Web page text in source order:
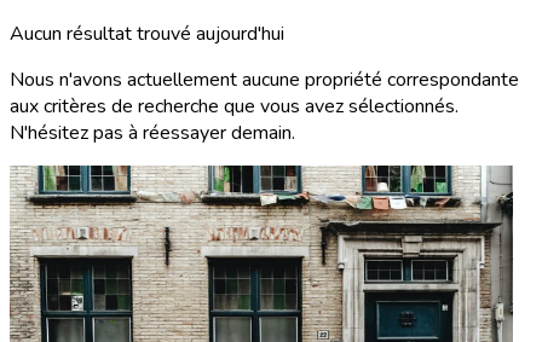
Aucun résultat trouvé aujourd'hui
Nous n'avons actuellement aucune propriété correspondante
aux critères de recherche que vous avez sélectionnés.
N'hésitez pas à réessayer demain.